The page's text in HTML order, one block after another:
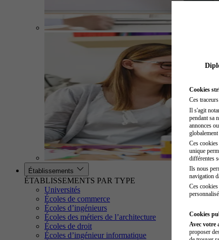
Établissements
ÉTABLISSEMENTS PAR TYPE
Universités
Écoles de commerce
Écoles d’ingénieurs
Écoles des métiers de l’architecture
Écoles de droit
Écoles d’ingénieur informatique
Cookies
Ces
Il s'agit
pendant sa
annonces
Ces
unique
différentes
Ils nous
navigation
Ces
Cookies
Avec votre
proposer